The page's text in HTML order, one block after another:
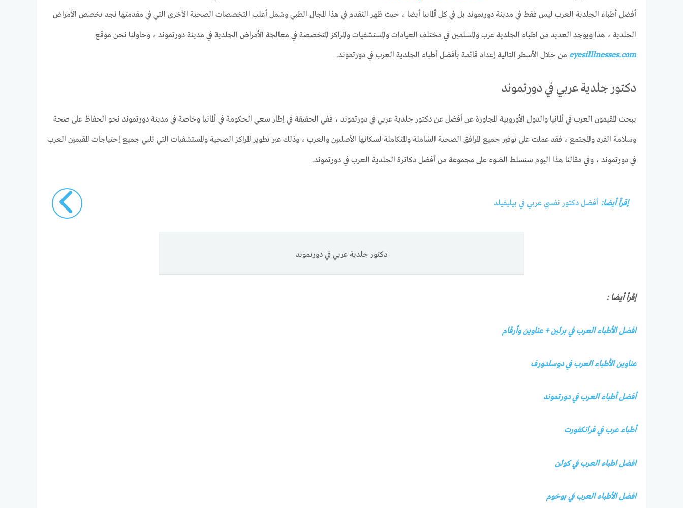
أفضل أطباء الجلدية العرب ليس فقط في مدينة دورتموند بل في كل ألمانيا أيضا ، حيث ظهر التقدم في هذا المجال الطبي وشمل أعلب التخصصات الصحية الأخرى التي في مقدمتها نجد تخصص الأمراض
الجلدية ، هذا ويوجد العديد من اطباء الجلدية عرب والمسلمين في مختلف العيادات والمستشفيات والمراكز المتخصصة في معالجة الأمراض الجلدية في مدينة دورتموند ، وحاولنا نحن موقع
eyesilllnesses.com من خلال الأسطر التالية إعداد قائمة بأفضل أطباء الجلدية العرب في دورتموند.
دكتور جلدية عربي في دورتموند
يبحث المقيمون العرب في ألمانيا والدول الأوروبية المجاورة عن أفضل عن دكتور جلدية عربي في دورتموند ، ففي الحقيقة في إطار سعي الحكومة في ألمانيا وخاصة في مدينة دورتموند نحو الحفاظ على صحة
وسلامة الفرد والمجتمع ، فقد عملت على توفير جميع المرافق الصحية الشاملة والمتكاملة لسكانها الأصليين والعرب ، وذلك عبر تطوير المراكز الصحية والمستشفيات التي تلبي جميع إحتياجات المقيمين العرب
في دورتموند ، وفي مقالنا هذا اليوم سنسلط الضوء على مجموعة من أفضل دكاترة الجلدية العرب في دورتموند.
إقرأ أيضا: أفضل دكتور نفسي عربي في بيليفيلد
دكتور جلدية عربي في دورتموند
إقرأ أيضا :
افضل الأطباء العرب في برلين + عناوين وأرقام
عناوين الأطباء العرب في دوسلدورف
أفضل أطباء العرب في دورتموند
أطباء عرب في فرانكفورت
افضل اطباء العرب في كولن
افضل الأطباء العرب في بوخوم